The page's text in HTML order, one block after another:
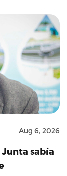
Aug 6, 2026
sabía